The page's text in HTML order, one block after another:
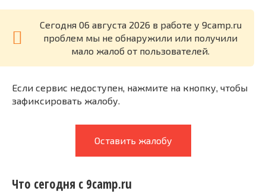
Cегодня 06 августа 2026 в работе у 9camp.ru
проблем мы не обнаружили или получили
мало жалоб от пользователей.
Если сервис недоступен, нажмите на кнопку, чтобы
зафиксировать жалобу.
Оставить жалобу
Что сегодня с 9camp.ru